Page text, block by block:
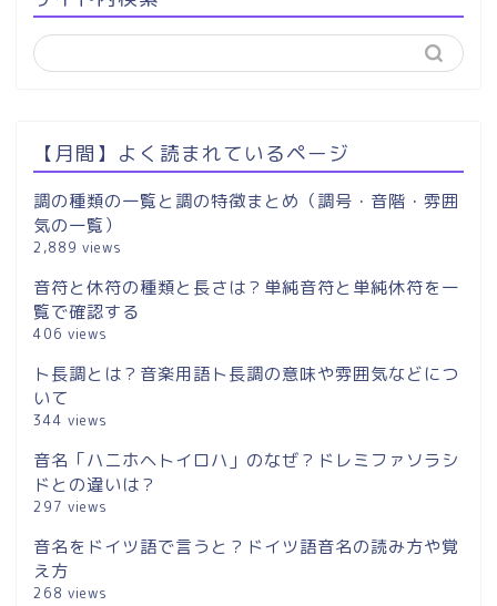
【月間】よく読まれているページ
調の種類の一覧と調の特徴まとめ（調号・音階・雰囲
気の一覧）
2,889 views
音符と休符の種類と長さは？単純音符と単純休符を一
覧で確認する
406 views
ト長調とは？音楽用語ト長調の意味や雰囲気などにつ
いて
344 views
音名「ハニホヘトイロハ」のなぜ？ドレミファソラシ
ドとの違いは？
297 views
音名をドイツ語で言うと？ドイツ語音名の読み方や覚
え方
268 views